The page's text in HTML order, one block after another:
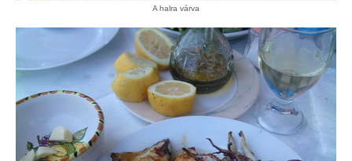
A halra várva